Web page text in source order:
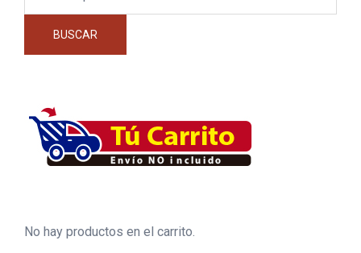
BUSCAR
No hay productos en el carrito.